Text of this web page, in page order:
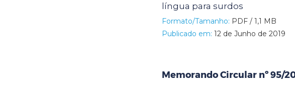
língua para surdos
Formato/Tamanho: PDF / 1,1 MB
Publicado em: 12 de Junho de 2019
Memorando Circular nº 95/